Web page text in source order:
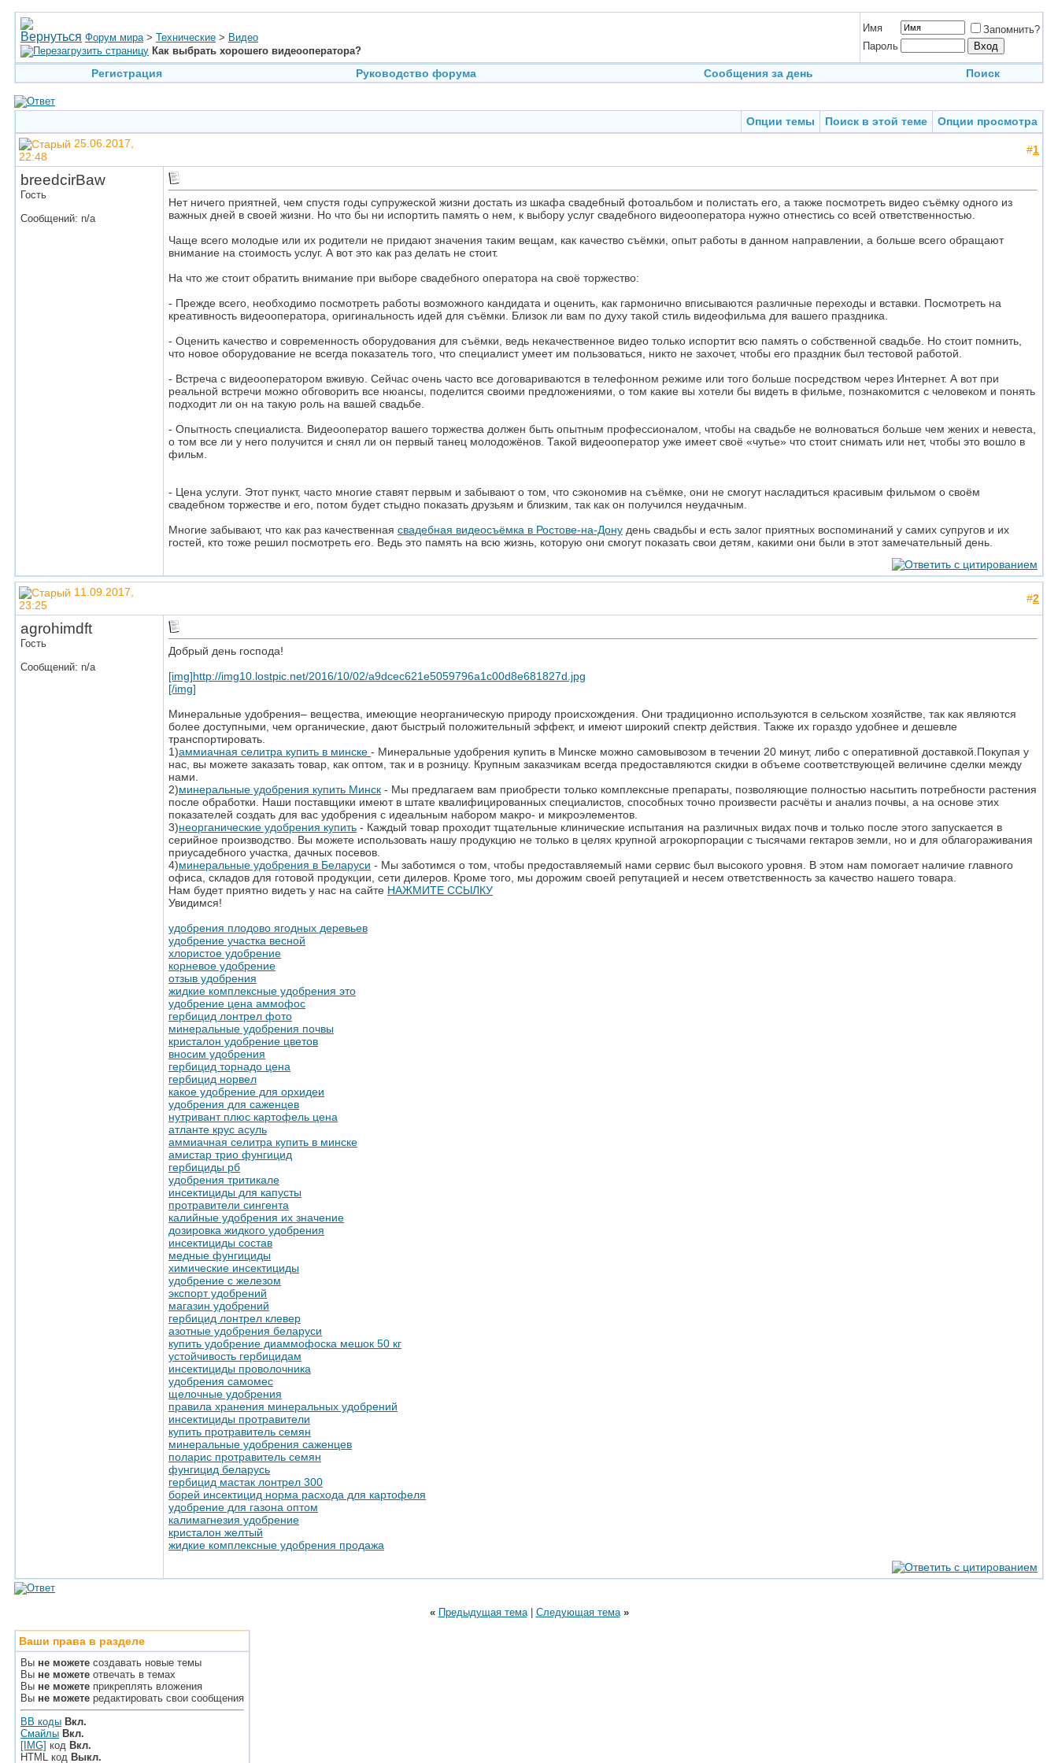
Форум мира > Технические > Видео
Как выбрать хорошего видеооператора?
Имя
Запомнить?
Пароль
Регистрация Руководство форума Сообщения за день Поиск
Опции темы Поиск в этой теме
Опции просмотра
25.06.2017,
22:48
#1
breedcirBaw
Гость
Сообщений: n/a
Нет ничего приятней, чем спустя годы супружеской жизни достать из шкафа свадебный фотоальбом и полистать его, а также посмотреть видео съёмку одного из
важных дней в своей жизни. Но что бы ни испортить память о нем, к выбору услуг свадебного видеооператора нужно отнестись со всей ответственностью.
Чаще всего молодые или их родители не придают значения таким вещам, как качество съёмки, опыт работы в данном направлении, а больше всего обращают
внимание на стоимость услуг. А вот это как раз делать не стоит.
На что же стоит обратить внимание при выборе свадебного оператора на своё торжество:
- Прежде всего, необходимо посмотреть работы возможного кандидата и оценить, как гармонично вписываются различные переходы и вставки. Посмотреть на
креативность видеооператора, оригинальность идей для съёмки. Близок ли вам по духу такой стиль видеофильма для вашего праздника.
- Оценить качество и современность оборудования для съёмки, ведь некачественное видео только испортит всю память о собственной свадьбе. Но стоит помнить,
что новое оборудование не всегда показатель того, что специалист умеет им пользоваться, никто не захочет, чтобы его праздник был тестовой работой.
- Встреча с видеооператором вживую. Сейчас очень часто все договариваются в телефонном режиме или того больше посредством через Интернет. А вот при
реальной встречи можно обговорить все нюансы, поделится своими предложениями, о том какие вы хотели бы видеть в фильме, познакомится с человеком и понять
подходит ли он на такую роль на вашей свадьбе.
- Опытность специалиста. Видеооператор вашего торжества должен быть опытным профессионалом, чтобы на свадьбе не волноваться больше чем жених и невеста,
о том все ли у него получится и снял ли он первый танец молодожёнов. Такой видеооператор уже имеет своё «чутье» что стоит снимать или нет, чтобы это вошло в
фильм.
- Цена услуги. Этот пункт, часто многие ставят первым и забывают о том, что сэкономив на съёмке, они не смогут насладиться красивым фильмом о своём
свадебном торжестве и его, потом будет стыдно показать друзьям и близким, так как он получился неудачным.
Многие забывают, что как раз качественная свадебная видеосъёмка в Ростове-на-Дону день свадьбы и есть залог приятных воспоминаний у самих супругов и их
гостей, кто тоже решил посмотреть его. Ведь это память на всю жизнь, которую они смогут показать свои детям, какими они были в этот замечательный день.
11.09.2017,
23:25
#2
agrohimdft
Гость
Сообщений: n/a
Добрый день господа!
[img]http://img10.lostpic.net/2016/10/02/a9dcec621e5059796a1c00d8e681827d.jpg
[/img]
Минеральные удобрения– вещества, имеющие неорганическую природу происхождения. Они традиционно используются в сельском хозяйстве, так как являются
более доступными, чем органические, дают быстрый положительный эффект, и имеют широкий спектр действия. Также их гораздо удобнее и дешевле
транспортировать.
1)аммиачная селитра купить в минске - Минеральные удобрения купить в Минске можно самовывозом в течении 20 минут, либо c оперативной доставкой.Покупая у
нас, вы можете заказать товар, как оптом, так и в розницу. Крупным заказчикам всегда предоставляются скидки в объеме соответствующей величине сделки между
нами.
2)минеральные удобрения купить Минск - Мы предлагаем вам приобрести только комплексные препараты, позволяющие полностью насытить потребности растения
после обработки. Наши поставщики имеют в штате квалифицированных специалистов, способных точно произвести расчёты и анализ почвы, а на основе этих
показателей создать для вас удобрения с идеальным набором макро- и микроэлементов.
3)неорганические удобрения купить - Каждый товар проходит тщательные клинические испытания на различных видах почв и только после этого запускается в
серийное производство. Вы можете использовать нашу продукцию не только в целях крупной агрокорпорации с тысячами гектаров земли, но и для облагораживания
приусадебного участка, дачных посевов.
4)минеральные удобрения в Беларуси - Мы заботимся о том, чтобы предоставляемый нами сервис был высокого уровня. В этом нам помогает наличие главного
офиса, складов для готовой продукции, сети дилеров. Кроме того, мы дорожим своей репутацией и несем ответственность за качество нашего товара.
Нам будет приятно видеть у нас на сайте НАЖМИТЕ ССЫЛКУ
Увидимся!
удобрения плодово ягодных деревьев
удобрение участка весной
хлористое удобрение
корневое удобрение
отзыв удобрения
жидкие комплексные удобрения это
удобрение цена аммофос
гербицид лонтрел фото
минеральные удобрения почвы
кристалон удобрение цветов
вносим удобрения
гербицид торнадо цена
гербицид норвел
какое удобрение для орхидеи
удобрения для саженцев
нутривант плюс картофель цена
атланте крус асуль
аммиачная селитра купить в минске
амистар трио фунгицид
гербициды рб
удобрения тритикале
инсектициды для капусты
протравители сингента
калийные удобрения их значение
дозировка жидкого удобрения
инсектициды состав
медные фунгициды
химические инсектициды
удобрение с железом
экспорт удобрений
магазин удобрений
гербицид лонтрел клевер
азотные удобрения беларуси
купить удобрение диаммофоска мешок 50 кг
устойчивость гербицидам
инсектициды проволочника
удобрения самомес
щелочные удобрения
правила хранения минеральных удобрений
инсектициды протравители
купить протравитель семян
минеральные удобрения саженцев
поларис протравитель семян
фунгицид беларусь
гербицид мастак лонтрел 300
борей инсектицид норма расхода для картофеля
удобрение для газона оптом
калимагнезия удобрение
кристалон желтый
жидкие комплексные удобрения продажа
« Предыдущая тема| Следующая тема »
Ваши права в разделе
Вы не можете создавать новые темы
Вы не можете отвечать в темах
Вы не можете прикреплять вложения
Вы не можете редактировать свои сообщения
BB коды Вкл.
Смайлы Вкл.
[IMG] код Вкл.
HTML код Выкл.